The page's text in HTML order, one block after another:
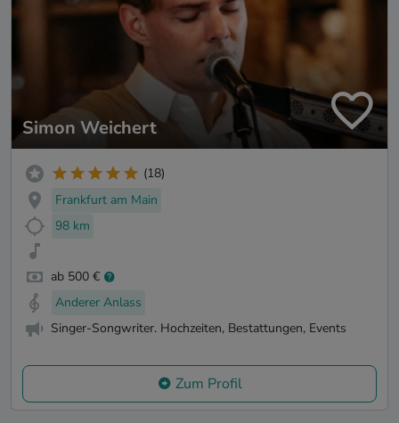
Simon Weichert
(18)
Frankfurt am Main
98 km
ab 500 €
Anderer Anlass
Singer-Songwriter. Hochzeiten, Bestattungen, Events
Zum Profil